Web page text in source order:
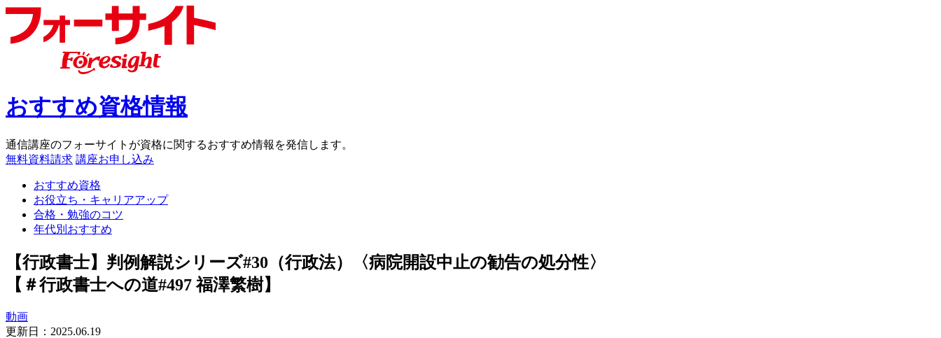
おすすめ資格情報
通信講座のフォーサイトが資格に関するおすすめ情報を発信します。
無料資料請求 講座お申し込み
おすすめ資格
お役立ち・キャリアアップ
合格・勉強のコツ
年代別おすすめ
【行政書士】判例解説シリーズ#30（行政法）〈病院開設中止の勧告の処分性〉
【＃行政書士への道#497 福澤繁樹】
動画
更新日： 2025.06.19